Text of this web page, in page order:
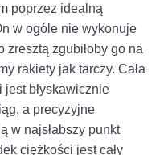
poprzez idealną
w ogóle nie wykonuje
zresztą zgubiłoby go na
rakiety jak tarczy. Cała
jest błyskawicznie
a precyzyjne
w najsłabszy punkt
ciężkości jest cały